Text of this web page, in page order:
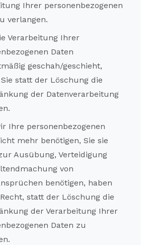
Ihrer personenbezogenen
verlangen.
Verarbeitung Ihrer
Daten
geschah/geschieht,
statt der Löschung die
der Datenverarbeitung
Ihre personenbezogenen
mehr benötigen, Sie sie
Ausübung, Verteidigung
von
benötigen, haben
statt der Löschung die
der Verarbeitung Ihrer
Daten zu